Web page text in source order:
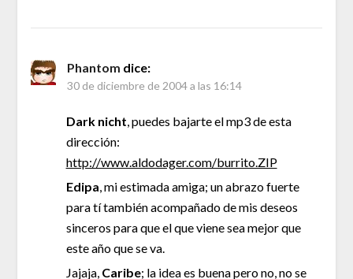
Phantom dice:
30 de diciembre de 2004 a las 16:14
Dark nicht, puedes bajarte el mp3 de esta
dirección:
http://www.aldodager.com/burrito.ZIP
Edipa, mi estimada amiga; un abrazo fuerte
para tí también acompañado de mis deseos
sinceros para que el que viene sea mejor que
este año que se va.
Jajaja, Caribe; la idea es buena pero no, no se